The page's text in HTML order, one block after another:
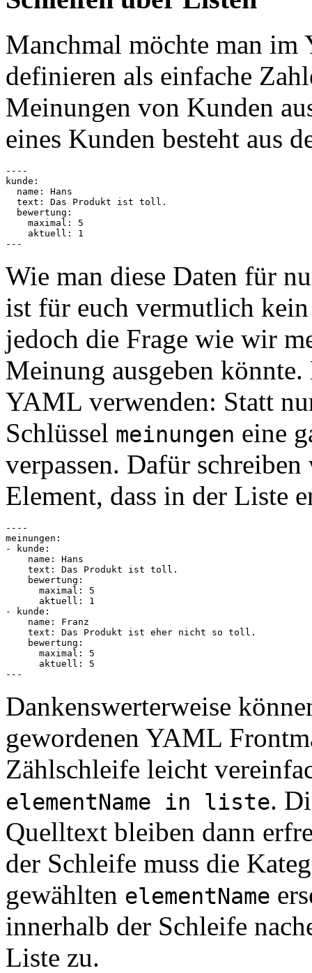
Manchmal möchte man
definieren als einfache
Meinungen von Kunden
eines Kunden besteht aus
----
kunde:
  name: Hans
  text: Das Produkt ist toll.
  bewertung:
    maximal: 5
    aktuell: 1
Wie man diese Daten für
ist für euch vermutlich
jedoch die Frage wie wir
Meinung ausgeben
YAML verwenden: Statt
Schlüssel meinungen eine
verpassen. Dafür
Element, dass in der Liste
----
meinungen:
- kunde:
    name: Hans
    text: Das Produkt ist toll.
    bewertung:
      maximal: 5
      aktuell: 1
- kunde:
    name: Franz
    text: Das Produkt ist eher nicht so toll.
    bewertung:
      maximal: 5
      aktuell: 5
Dankenswerterweise
gewordenen YAML
Zählschleife leicht
elementName in liste.
Quelltext bleiben dann
der Schleife muss die
gewählten elementName
innerhalb der Schleife
Liste zu.